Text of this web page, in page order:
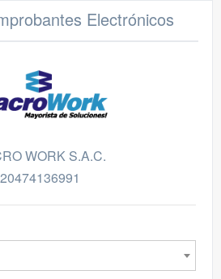
Electrónicos
WORK S.A.C.
20474136991